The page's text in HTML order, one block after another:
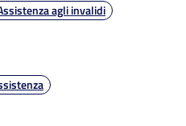
agli invalidi